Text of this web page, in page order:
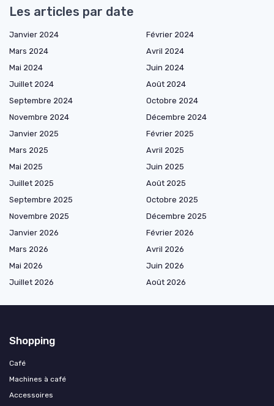
Les articles par date
Janvier 2024
Février 2024
Mars 2024
Avril 2024
Mai 2024
Juin 2024
Juillet 2024
Août 2024
Septembre 2024
Octobre 2024
Novembre 2024
Décembre 2024
Janvier 2025
Février 2025
Mars 2025
Avril 2025
Mai 2025
Juin 2025
Juillet 2025
Août 2025
Septembre 2025
Octobre 2025
Novembre 2025
Décembre 2025
Janvier 2026
Février 2026
Mars 2026
Avril 2026
Mai 2026
Juin 2026
Juillet 2026
Août 2026
Shopping
Café
Machines à café
Accessoires